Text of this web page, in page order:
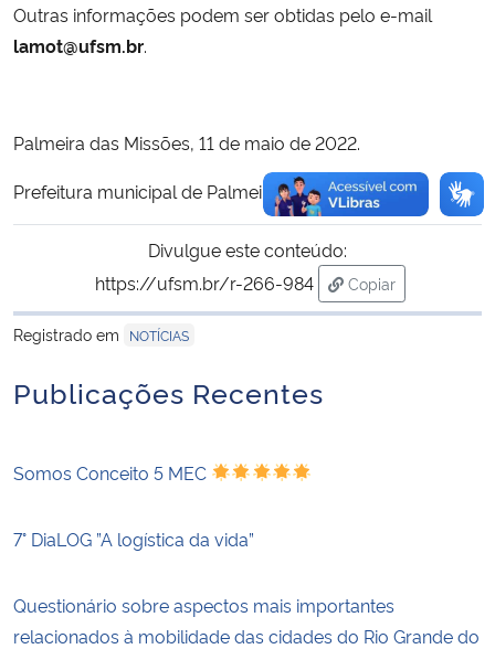
Outras informações podem ser obtidas pelo e-mail
lamot@ufsm.br.
Palmeira das Missões, 11 de maio de 2022.
Prefeitura municipal de Palmeira das Missões
Divulgue este conteúdo:
https://ufsm.br/r-266-984
Copiar
para área de
Registrado em
NOTÍCIAS
Publicações Recentes
Somos Conceito 5 MEC
7° DiaLOG ”A logística da vida”
Questionário sobre aspectos mais importantes
relacionados à mobilidade das cidades do Rio Grande do